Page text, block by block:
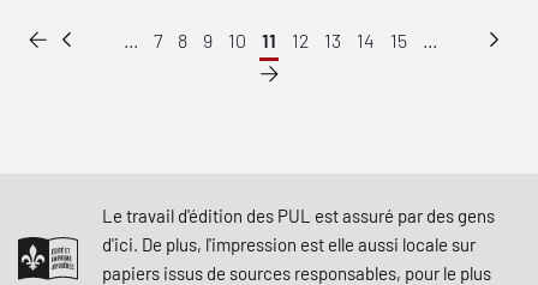
... 7 8 9 10 11 12 13 14 15 ...
Le travail d'édition des PUL est assuré par des gens
d'ici. De plus, l'impression est elle aussi locale sur
papiers issus de sources responsables, pour le plus